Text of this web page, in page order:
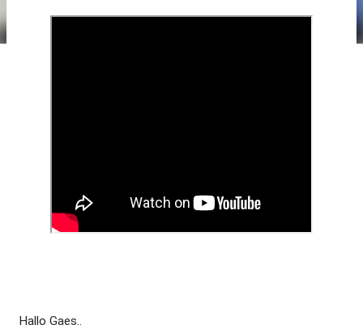
Hallo Gaes..